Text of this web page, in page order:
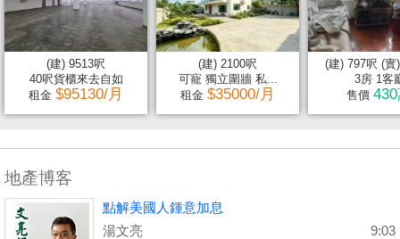
(建) 9513呎
40呎貨櫃來去自如
租金 $95130/月
(建) 2100呎
可寵 獨立圍牆 私...
租金 $35000/月
(建) 797呎 (實
3房 1客
售價
地產博客
點解美國人鍾意加息
湯文亮
9:03